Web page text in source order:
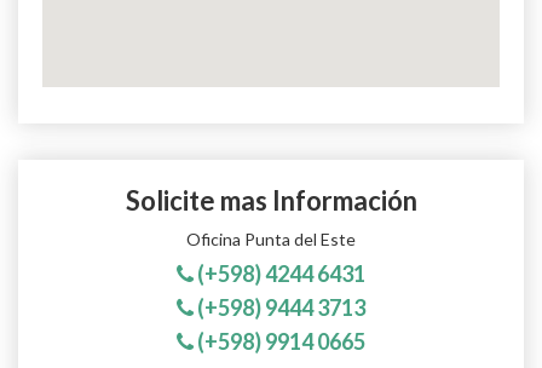
Solicite mas Información
Oficina Punta del Este
(+598) 4244 6431
(+598) 9444 3713
(+598) 9914 0665